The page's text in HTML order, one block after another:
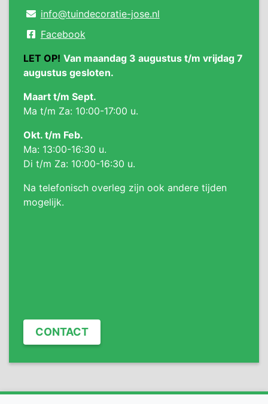
info@tuindecoratie-jose.nl
Facebook
LET OP! Van maandag 3 augustus t/m vrijdag 7
augustus gesloten.
Maart t/m Sept.
Ma t/m Za: 10:00-17:00 u.
Okt. t/m Feb.
Ma: 13:00-16:30 u.
Di t/m Za: 10:00-16:30 u.
Na telefonisch overleg zijn ook andere tijden
mogelijk.
CONTACT